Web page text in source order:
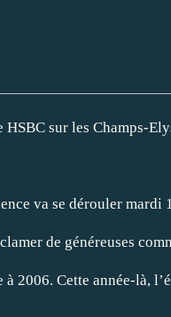
HSBC sur les Champs-
va se dérouler mardi
de généreuses
à 2006. Cette année-là,